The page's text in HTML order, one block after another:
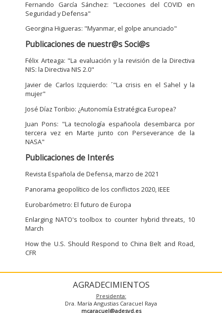
Fernando Garcí­a Sánchez: "Lecciones del COVID en
Seguridad y Defensa"
Georgina Higueras: "Myanmar, el golpe anunciado"
Publicaciones de nuestr@s Soci@s
Félix Arteaga: "La evaluación y la revisión de la Directiva
NIS: la Directiva NIS 2.0"
Javier de Carlos Izquierdo: ´"La crisis en el Sahel y la
mujer"
José Dí­az Toribio: ¿Autonomía Estratégica Europea?
Juan Pons: "La tecnología españoola desembarca por
tercera vez en Marte junto con Perseverance de la
NASA"
Publicaciones de Interés
Revista Española de Defensa, marzo de 2021
Panorama geopolí­tico de los conflictos 2020, IEEE
Eurobarómetro: El futuro de Europa
Enlarging NATO's toolbox to counter hybrid threats, 10
March
How the U.S. Should Respond to China Belt and Road,
CFR
Presidenta:
Dra. María Angustias Caracuel Raya
mcaracuel@adesyd.es
AGRADECIMIENTOS